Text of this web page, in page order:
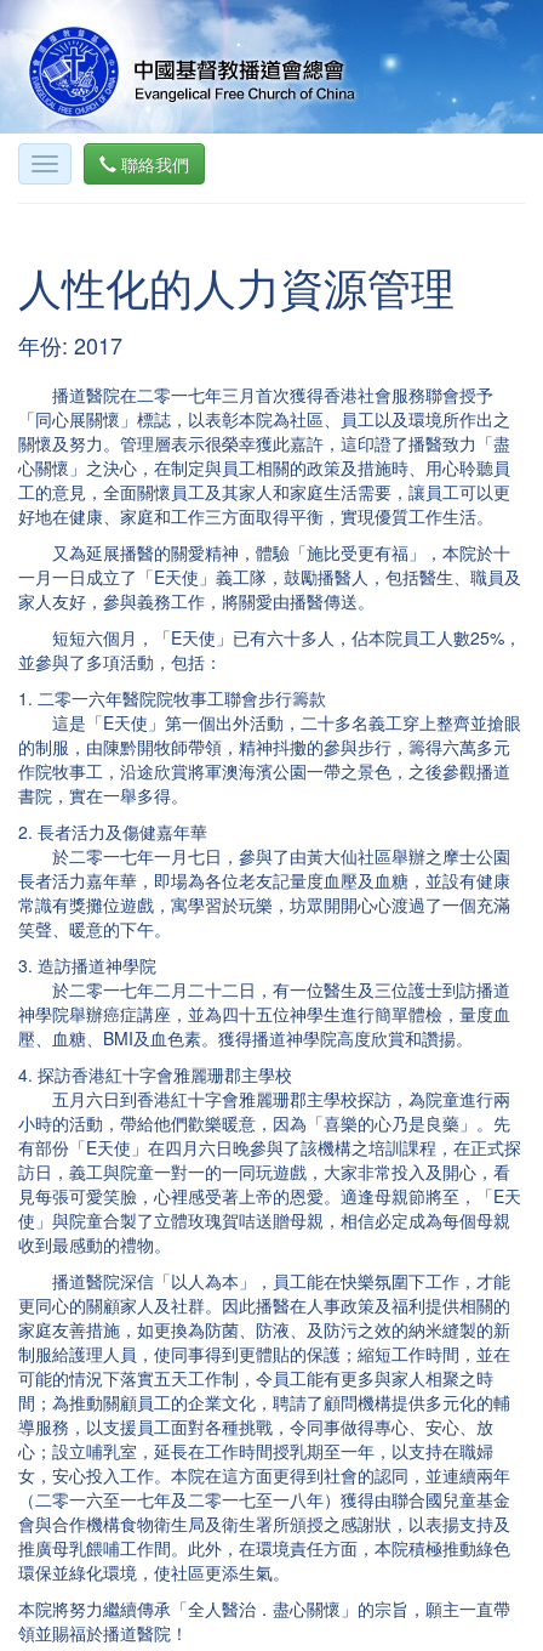
聯絡我們
人性化的人力資源管理
年份: 2017
播道醫院在二零一七年三月首次獲得香港社會服務聯會授予
「同心展關懷」標誌，以表彰本院為社區、員工以及環境所作出之
關懷及努力。管理層表示很榮幸獲此嘉許，這印證了播醫致力「盡
心關懷」之決心，在制定與員工相關的政策及措施時、用心聆聽員
工的意見，全面關懷員工及其家人和家庭生活需要，讓員工可以更
好地在健康、家庭和工作三方面取得平衡，實現優質工作生活。
又為延展播醫的關愛精神，體驗「施比受更有福」，本院於十
一月一日成立了「E天使」義工隊，鼓勵播醫人，包括醫生、職員及
家人友好，參與義務工作，將關愛由播醫傳送。
短短六個月，「E天使」已有六十多人，佔本院員工人數25%，
並參與了多項活動，包括：
1. 二零一六年醫院院牧事工聯會步行籌款
這是「E天使」第一個出外活動，二十多名義工穿上整齊並搶眼
的制服，由陳黔開牧師帶領，精神抖擻的參與步行，籌得六萬多元
作院牧事工，沿途欣賞將軍澳海濱公園一帶之景色，之後參觀播道
書院，實在一舉多得。
2. 長者活力及傷健嘉年華
於二零一七年一月七日，參與了由黃大仙社區舉辦之摩士公園
長者活力嘉年華，即場為各位老友記量度血壓及血糖，並設有健康
常識有獎攤位遊戲，寓學習於玩樂，坊眾開開心心渡過了一個充滿
笑聲、暖意的下午。
3. 造訪播道神學院
於二零一七年二月二十二日，有一位醫生及三位護士到訪播道
神學院舉辦癌症講座，並為四十五位神學生進行簡單體檢，量度血
壓、血糖、BMI及血色素。獲得播道神學院高度欣賞和讚揚。
4. 探訪香港紅十字會雅麗珊郡主學校
五月六日到香港紅十字會雅麗珊郡主學校探訪，為院童進行兩
小時的活動，帶給他們歡樂暖意，因為「喜樂的心乃是良藥」。先
有部份「E天使」在四月六日晚參與了該機構之培訓課程，在正式探
訪日，義工與院童一對一的一同玩遊戲，大家非常投入及開心，看
見每張可愛笑臉，心裡感受著上帝的恩愛。適逢母親節將至，「E天
使」與院童合製了立體玫瑰賀咭送贈母親，相信必定成為每個母親
收到最感動的禮物。
播道醫院深信「以人為本」，員工能在快樂氛圍下工作，才能
更同心的關顧家人及社群。因此播醫在人事政策及福利提供相關的
家庭友善措施，如更換為防菌、防液、及防污之效的納米縫製的新
制服給護理人員，使同事得到更體貼的保護；縮短工作時間，並在
可能的情況下落實五天工作制，令員工能有更多與家人相聚之時
間；為推動關顧員工的企業文化，聘請了顧問機構提供多元化的輔
導服務，以支援員工面對各種挑戰，令同事做得專心、安心、放
心；設立哺乳室，延長在工作時間授乳期至一年，以支持在職婦
女，安心投入工作。本院在這方面更得到社會的認同，並連續兩年
（二零一六至一七年及二零一七至一八年）獲得由聯合國兒童基金
會與合作機構食物衛生局及衛生署所頒授之感謝狀，以表揚支持及
推廣母乳餵哺工作間。此外，在環境責任方面，本院積極推動綠色
環保並綠化環境，使社區更添生氣。
本院將努力繼續傳承「全人醫治．盡心關懷」的宗旨，願主一直帶
領並賜福於播道醫院！